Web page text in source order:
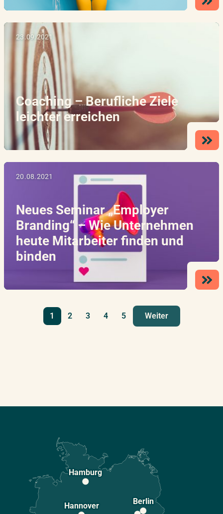
23.09.2021
Coaching – Berufliche Ziele
leichter erreichen
20.08.2021
Neues Seminar „Employer
Branding“ – Wie Unternehmen
heute Mitarbeiter finden und
binden
1 2 3 4 5 Weiter
Hamburg
Berlin
Hannover